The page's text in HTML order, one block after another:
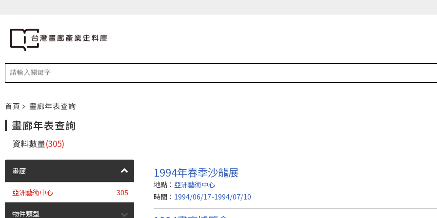
首頁 畫廊年表查詢
畫廊年表查詢
資料數量(305)
畫廊
亞洲藝術中心 305
物件類型
1994年春季沙龍展
地點： 亞洲藝術中心
時間： 1994/06/17-1994/07/10